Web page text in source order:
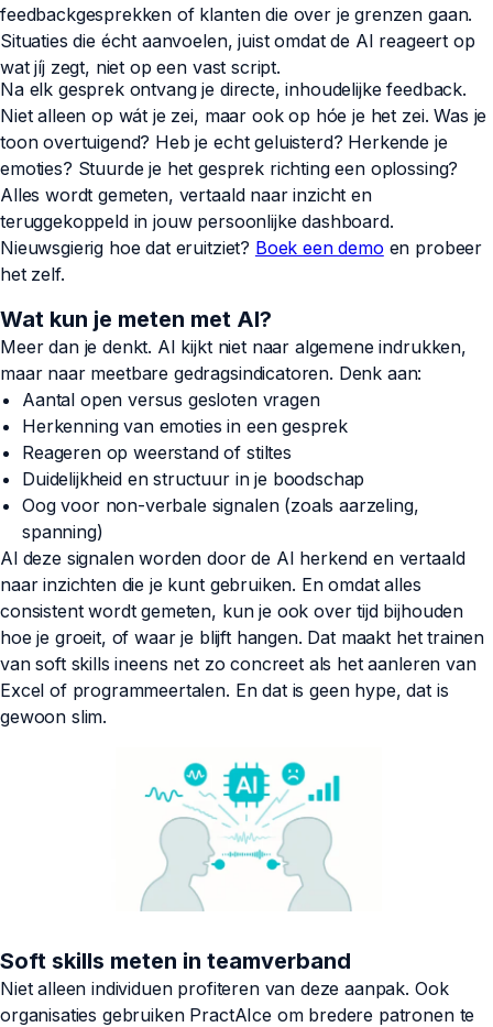
feedbackgesprekken of klanten die over je grenzen gaan.
Situaties die écht aanvoelen, juist omdat de AI reageert op
wat jíj zegt, niet op een vast script.
Na elk gesprek ontvang je directe, inhoudelijke feedback.
Niet alleen op wát je zei, maar ook op hóe je het zei. Was je
toon overtuigend? Heb je echt geluisterd? Herkende je
emoties? Stuurde je het gesprek richting een oplossing?
Alles wordt gemeten, vertaald naar inzicht en
teruggekoppeld in jouw persoonlijke dashboard.
Nieuwsgierig hoe dat eruitziet? Boek een demo en probeer
het zelf.
Wat kun je meten met AI?
Meer dan je denkt. AI kijkt niet naar algemene indrukken,
maar naar meetbare gedragsindicatoren. Denk aan:
Aantal open versus gesloten vragen
Herkenning van emoties in een gesprek
Reageren op weerstand of stiltes
Duidelijkheid en structuur in je boodschap
Oog voor non-verbale signalen (zoals aarzeling,
spanning)
Al deze signalen worden door de AI herkend en vertaald
naar inzichten die je kunt gebruiken. En omdat alles
consistent wordt gemeten, kun je ook over tijd bijhouden
hoe je groeit, of waar je blijft hangen. Dat maakt het trainen
van soft skills ineens net zo concreet als het aanleren van
Excel of programmeertalen. En dat is geen hype, dat is
gewoon slim.
Soft skills meten in teamverband
Niet alleen individuen profiteren van deze aanpak. Ook
organisaties gebruiken PractAIce om bredere patronen te